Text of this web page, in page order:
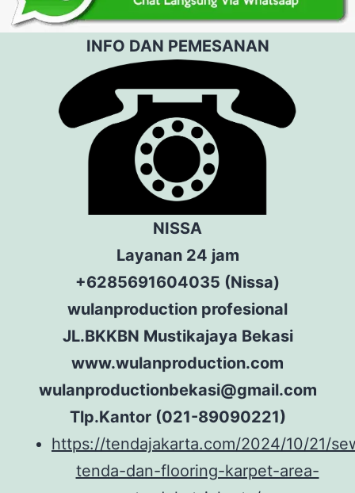
INFO DAN PEMESANAN
NISSA
Layanan 24 jam
+6285691604035 (Nissa)
wulanproduction profesional
JL.BKKBN Mustikajaya Bekasi
www.wulanproduction.com
wulanproductionbekasi@gmail.com
Tlp.Kantor (021-89090221)
https://tendajakarta.com/2024/10/21/
tenda-dan-flooring-karpet-area-